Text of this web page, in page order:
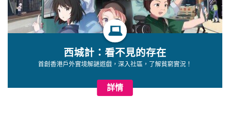
西城計：看不見的存在
首創香港戶外實境解謎遊戲，深入社區，了解貧窮實況！
詳情